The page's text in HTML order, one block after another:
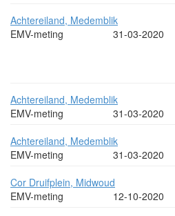
Achtereiland, Medemblik
EMV-meting
31-03-2020
Achtereiland, Medemblik
EMV-meting
31-03-2020
Achtereiland, Medemblik
EMV-meting
31-03-2020
Cor Druifplein, Midwoud
EMV-meting
12-10-2020